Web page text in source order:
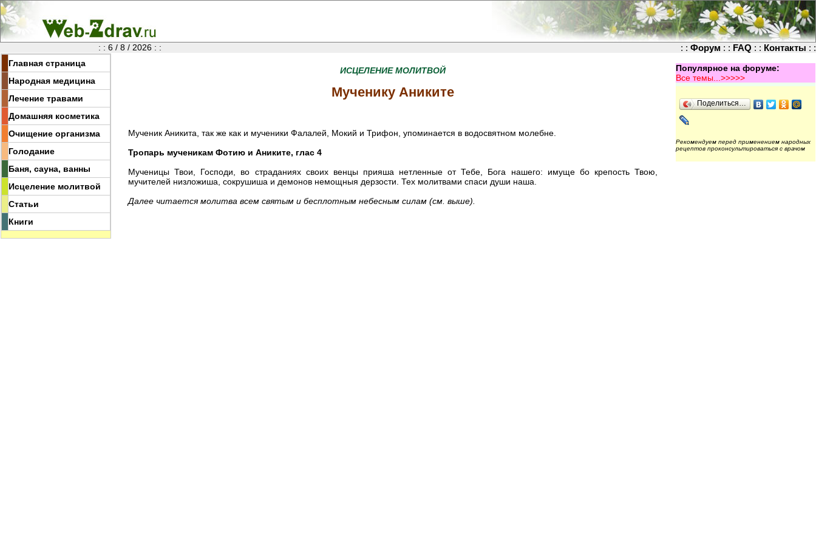
: : 6 / 8 / 2026 : : : : Форум : : FAQ : : Контакты : :
Главная страница
Народная медицина
Лечение травами
Домашняя косметика
Очищение организма
Голодание
Баня, сауна, ванны
Исцеление молитвой
Статьи
Книги
ИСЦЕЛЕНИЕ МОЛИТВОЙ
Мученику Аниките
Мученик Аникита, так же как и мученики Фалалей, Мокий и Трифон, упоминается в водосвятном молебне.
Тропарь мученикам Фотию и Аниките, глас 4
Мученицы Твои, Господи, во страданиях своих венцы прияша нетленные от Тебе, Бога нашего: имуще бо крепость Твою,
мучителей низложиша, сокрушиша и демонов немощныя дерзости. Тех молитвами спаси души наша.
Далее читается молитва всем святым и бесплотным небесным силам (см. выше).
Популярное на форуме:
Все темы...>>>>>
Поделиться…
Рекомендуем перед применением народных
рецептов проконсультироваться с врачом